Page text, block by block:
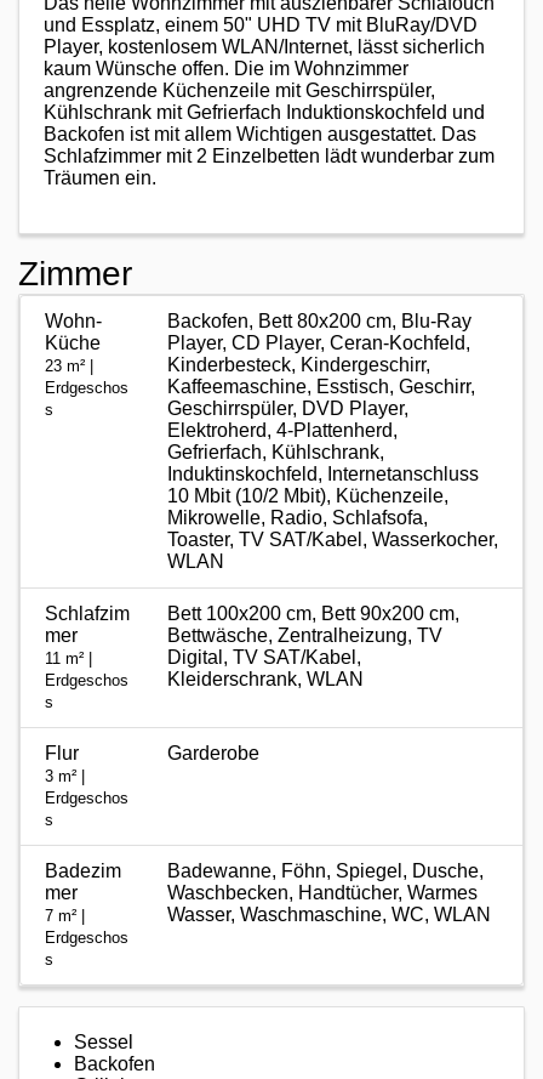
und Essplatz, einem 50" UHD TV mit BluRay/DVD
Player, kostenlosem WLAN/Internet, lässt sicherlich
kaum Wünsche offen. Die im Wohnzimmer
angrenzende Küchenzeile mit Geschirrspüler,
Kühlschrank mit Gefrierfach Induktionskochfeld und
Backofen ist mit allem Wichtigen ausgestattet. Das
Schlafzimmer mit 2 Einzelbetten lädt wunderbar zum
Träumen ein.
Zimmer
Wohn-
Küche
23 m² |
Erdgeschos
s
Backofen, Bett 80x200 cm, Blu-Ray
Player, CD Player, Ceran-Kochfeld,
Kinderbesteck, Kindergeschirr,
Kaffeemaschine, Esstisch, Geschirr,
Geschirrspüler, DVD Player,
Elektroherd, 4-Plattenherd,
Gefrierfach, Kühlschrank,
Induktinskochfeld, Internetanschluss
10 Mbit (10/2 Mbit), Küchenzeile,
Mikrowelle, Radio, Schlafsofa,
Toaster, TV SAT/Kabel, Wasserkocher,
WLAN
Schlafzim
mer
11 m² |
Erdgeschos
s
Bett 100x200 cm, Bett 90x200 cm,
Bettwäsche, Zentralheizung, TV
Digital, TV SAT/Kabel,
Kleiderschrank, WLAN
Flur
3 m² |
Erdgeschos
s
Garderobe
Badezim
mer
7 m² |
Erdgeschos
s
Badewanne, Föhn, Spiegel, Dusche,
Waschbecken, Handtücher, Warmes
Wasser, Waschmaschine, WC, WLAN
Sessel
Backofen